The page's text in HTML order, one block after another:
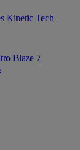
Kinetic Tech
Blaze 7